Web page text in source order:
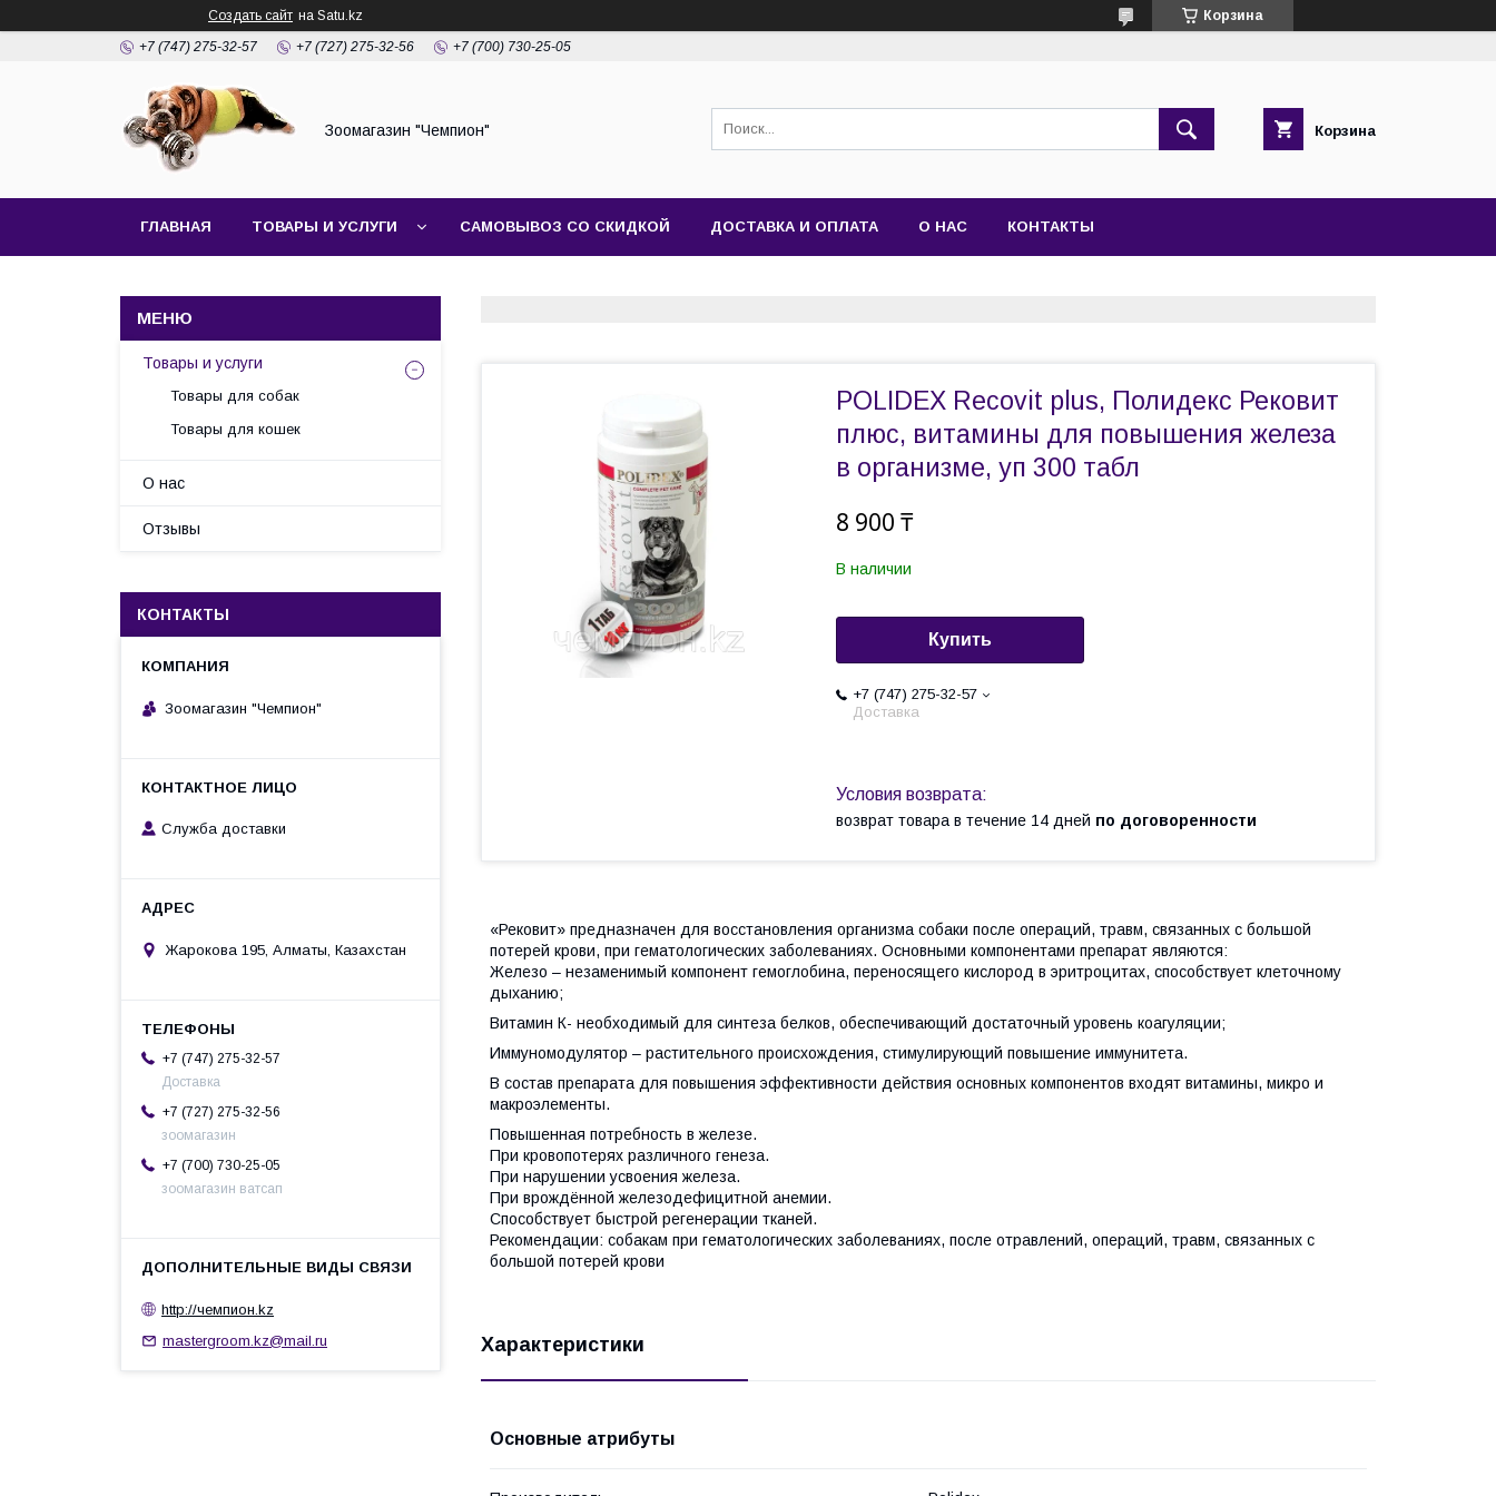
Создать сайт на Satu.kz Корзина
+7 (747) 275-32-57 +7 (727) 275-32-56 +7 (700) 730-25-05
Зоомагазин "Чемпион" Корзина
ГЛАВНАЯ ТОВАРЫ И УСЛУГИ САМОВЫВОЗ СО СКИДКОЙ ДОСТАВКА И ОПЛАТА О НАС КОНТАКТЫ
POLIDEX Recovit plus, Полидекс Рековит
плюс, витамины для повышения железа
в организме, уп 300 табл
8 900 ₸
В наличии
Купить
+7 (747) 275-32-57
Доставка
возврат товара в течение 14 дней по договоренности
«Рековит» предназначен для восстановления организма собаки после операций, травм, связанных с большой
потерей крови, при гематологических заболеваниях. Основными компонентами препарат являются:
Железо – незаменимый компонент гемоглобина, переносящего кислород в эритроцитах, способствует клеточному
дыханию;
Витамин К- необходимый для синтеза белков, обеспечивающий достаточный уровень коагуляции;
Иммуномодулятор – растительного происхождения, стимулирующий повышение иммунитета.
В состав препарата для повышения эффективности действия основных компонентов входят витамины, микро и
макроэлементы.
Повышенная потребность в железе.
При кровопотерях различного генеза.
При нарушении усвоения железа.
При врождённой железодефицитной анемии.
Способствует быстрой регенерации тканей.
Рекомендации: собакам при гематологических заболеваниях, после отравлений, операций, травм, связанных с
большой потерей крови
Характеристики
Основные атрибуты
Товары и услуги
Товары для собак
Товары для кошек
О нас
Отзывы
КОНТАКТЫ
Зоомагазин "Чемпион"
Служба доставки
Жарокова 195, Алматы, Казахстан
+7 (747) 275-32-57
Доставка
+7 (727) 275-32-56
зоомагазин
+7 (700) 730-25-05
зоомагазин ватсап
http://чемпион.kz
mastergroom.kz@mail.ru